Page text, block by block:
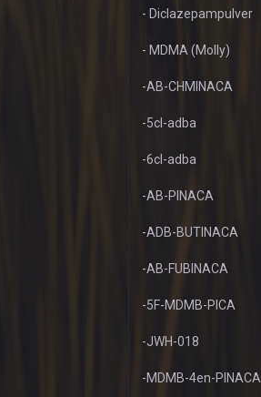
- Diclazepampulver
- MDMA (Molly)
-AB-CHMINACA
-5cl-adba
-6cl-adba
-AB-PINACA
-ADB-BUTINACA
-AB-FUBINACA
-5F-MDMB-PICA
-JWH-018
-MDMB-4en-PINACA